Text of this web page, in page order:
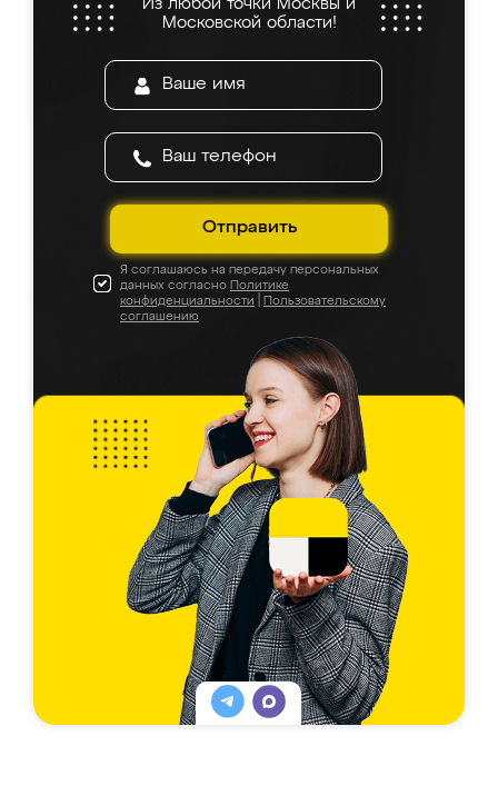
Из любой точки Москвы и
Московской области!
Отправить
Я соглашаюсь на передачу персональных
данных согласно Политике
конфиденциальности
Пользовательскому
соглашению